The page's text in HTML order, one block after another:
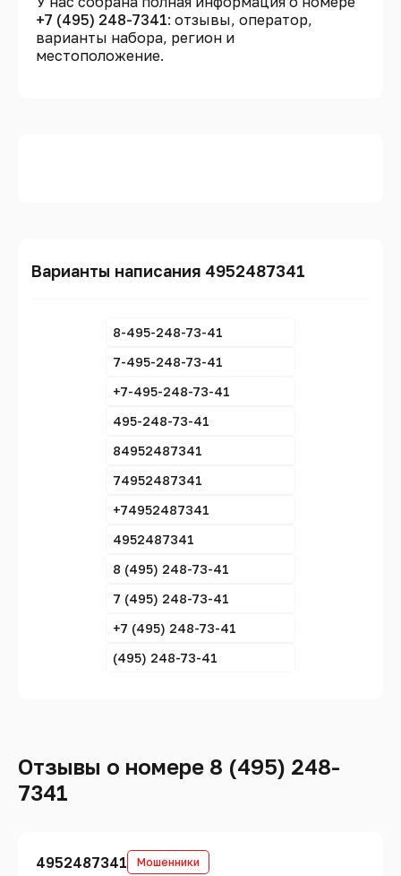
+7 (495) 248-7341: отзывы, оператор,
варианты набора, регион и
местоположение.
Варианты написания 4952487341
8-495-248-73-41
7-495-248-73-41
+7-495-248-73-41
495-248-73-41
84952487341
74952487341
+74952487341
4952487341
8 (495) 248-73-41
7 (495) 248-73-41
+7 (495) 248-73-41
(495) 248-73-41
Отзывы о номере 8 (495) 248-
7341
4952487341 Мошенники